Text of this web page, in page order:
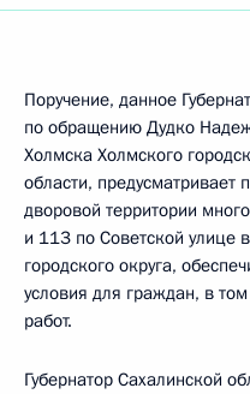
Поручение, данное
по обращению Дудко
Холмска Холмского
области, предусматривает
дворовой территории
и 113 по Советской улице
городского округа,
условия для граждан, в
работ.
Губернатор Сахалинской